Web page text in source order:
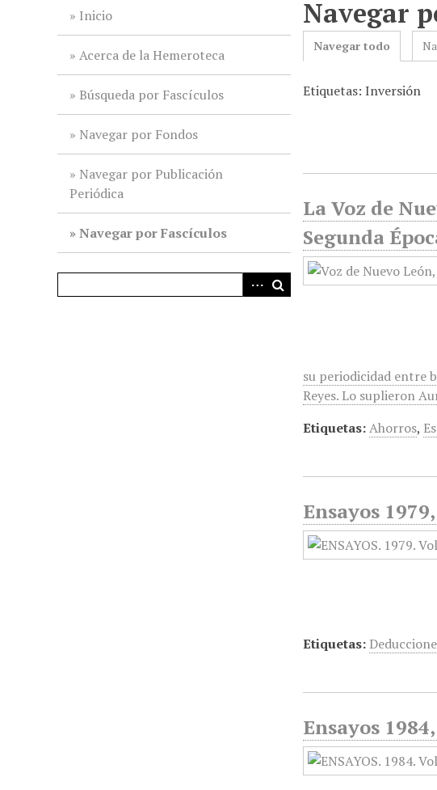
Inicio
Acerca de la Hemeroteca
Búsqueda por Fascículos
Navegar por Fondos
Navegar por Publicación
Periódica
Navegar por Fascículos
Navegar
Navegar todo
Etiquetas: Inversión
La Voz de
Segunda
su periodicidad entre
Reyes. Lo suplieron
Etiquetas:Ahorros,
Ensayos
Etiquetas:
Ensayos